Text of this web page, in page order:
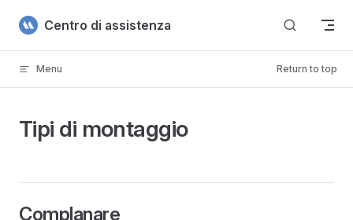
Skip to content
Centro di assistenza
Menu Return to top
Tipi di montaggio
Complanare